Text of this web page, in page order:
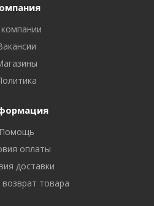
Помощь
оплаты
доставки
товара